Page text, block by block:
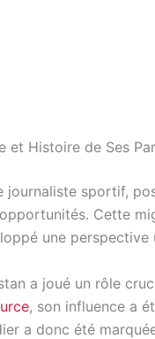
et Histoire de Ses
journaliste sportif,
Cette
une
a joué un rôle
, son influence a
a donc été